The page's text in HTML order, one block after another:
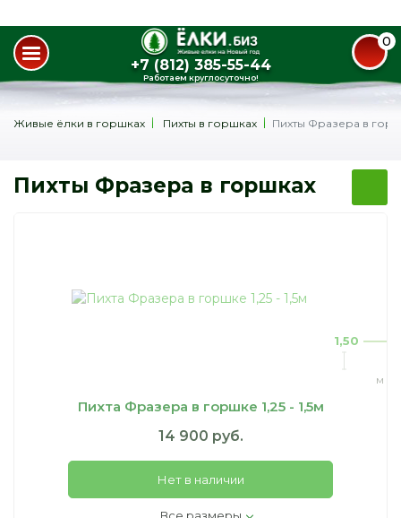
+7 (812) 385-55-44
Работаем круглосуточно!
0
Живые ёлки в горшках Пихты в горшках Пихты Фразера в
Пихты Фразера в горшках
м
1,50
Пихта Фразера в горшке 1,25 - 1,5м
14 900 руб.
Нет в наличии